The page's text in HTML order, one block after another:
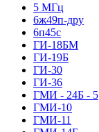
5 МГц
6ж49п-дру
6п45с
ГИ-18БМ
ГИ-19Б
ГИ-30
ГИ-36
ГМИ - 24Б - 5
ГМИ-10
ГМИ-11